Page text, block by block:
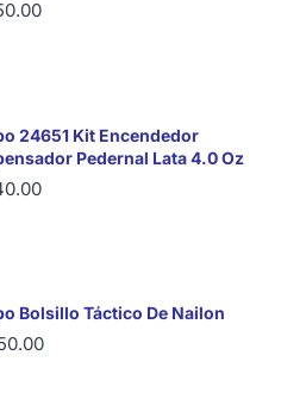
24651 Kit Encendedor
Pedernal Lata 4.0 Oz
Bolsillo Táctico De Nailon